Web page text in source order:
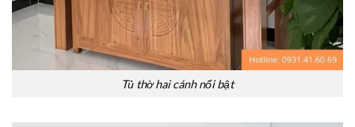
Tủ thờ hai cánh nổi bật